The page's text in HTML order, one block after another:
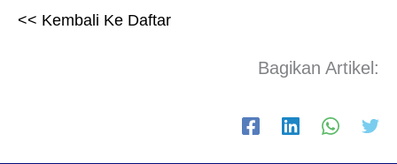
<< Kembali Ke Daftar
Bagikan Artikel: